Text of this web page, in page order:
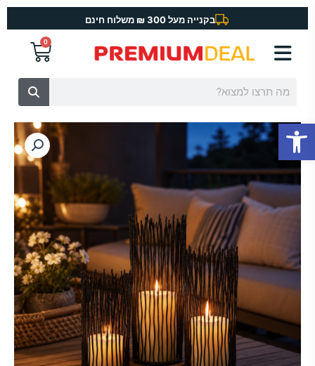
פתח סרגל נגישות
דילוג
בקנייה מעל 300 ₪ משלוח חינם
0
עגלת
קניות
חיפוש